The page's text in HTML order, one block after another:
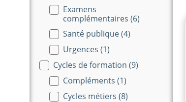
Examens
complémentaires (6)
Santé publique(4)
Urgences (1)
Cycles de formation (9)
Compléments (1)
Cycles métiers (8)